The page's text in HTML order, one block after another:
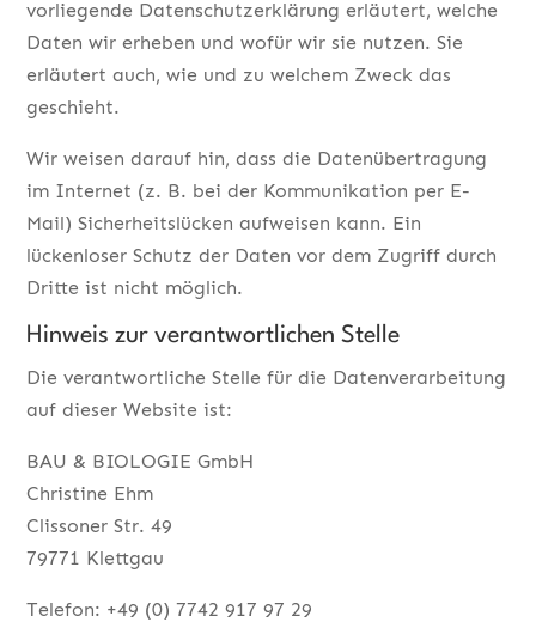
vorliegende Datenschutzerklärung erläutert, welche
Daten wir erheben und wofür wir sie nutzen. Sie
erläutert auch, wie und zu welchem Zweck das
geschieht.
Wir weisen darauf hin, dass die Datenübertragung
im Internet (z. B. bei der Kommunikation per E-
Mail) Sicherheitslücken aufweisen kann. Ein
lückenloser Schutz der Daten vor dem Zugriff durch
Dritte ist nicht möglich.
Hinweis zur verantwortlichen Stelle
Die verantwortliche Stelle für die Datenverarbeitung
auf dieser Website ist:
BAU & BIOLOGIE GmbH
Christine Ehm
Clissoner Str. 49
79771 Klettgau
Telefon: +49 (0) 7742 917 97 29